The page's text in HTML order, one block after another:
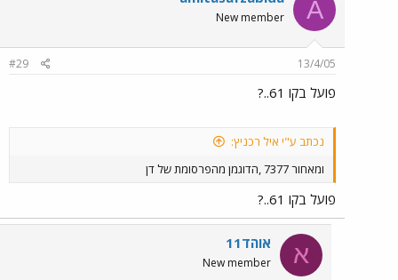
A
New member
13/4/05
#29
פועל בקו 61..?
נכתב ע"י איל רכניץ:
ומאחור 7377 ,הדוגמן מהפרסומת של דן
פועל בקו 61..?
א אוהד11
New member